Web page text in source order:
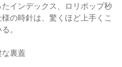
インデックス、ロリポップ秒
の時針は、驚くほど上手くこ
。
裏蓋